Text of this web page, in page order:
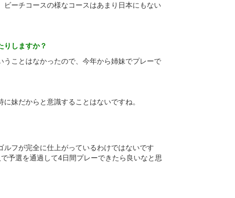
ーチコースの様なコースはあまり日本にもない
りしますか？
うことはなかったので、今年から姉妹でプレーで
妹だからと意識することはないですね。
ルフが完全に仕上がっているわけではないです
予選を通過して4日間プレーできたら良いなと思